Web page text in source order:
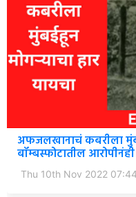
अफजलखानाचं कबरीला
बॉम्बस्फोटातील
Thu 10th Nov 2022